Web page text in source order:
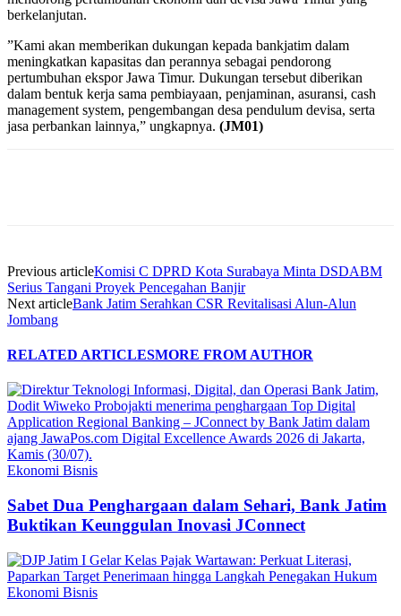
berkelanjutan.
”Kami akan memberikan dukungan kepada bankjatim dalam
meningkatkan kapasitas dan perannya sebagai pendorong
pertumbuhan ekspor Jawa Timur. Dukungan tersebut diberikan
dalam bentuk kerja sama pembiayaan, penjaminan, asuransi, cash
management system, pengembangan desa pendulum devisa, serta
jasa perbankan lainnya,” ungkapnya. (JM01)
Previous articleKomisi C DPRD Kota Surabaya Minta DSDABM
Serius Tangani Proyek Pencegahan Banjir
Next articleBank Jatim Serahkan CSR Revitalisasi Alun-Alun
Jombang
RELATED ARTICLESMORE FROM AUTHOR
Ekonomi Bisnis
Sabet Dua Penghargaan dalam Sehari, Bank Jatim
Buktikan Keunggulan Inovasi JConnect
Ekonomi Bisnis